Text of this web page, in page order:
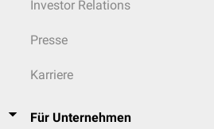
Investor Relations
Presse
Karriere
Für Unternehmen